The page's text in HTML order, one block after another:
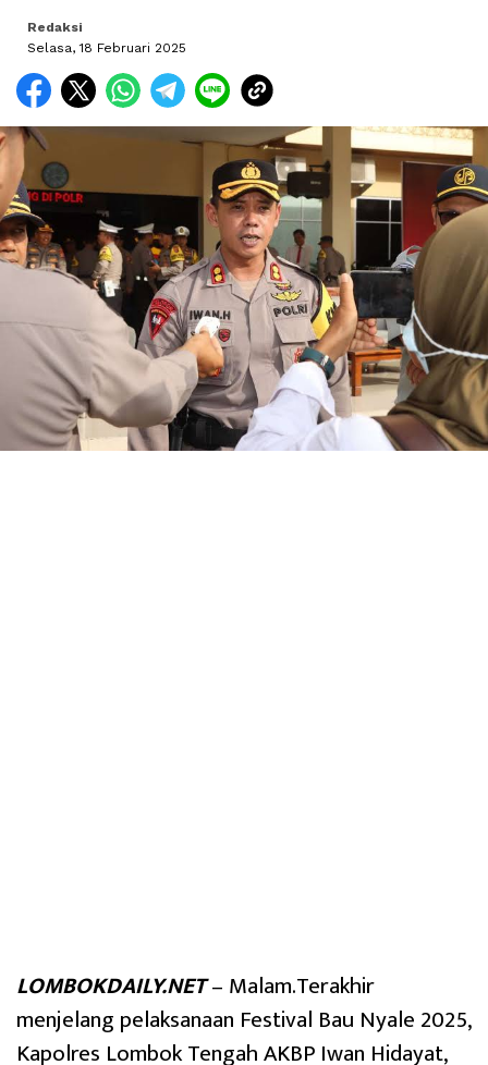
Redaksi
Selasa, 18 Februari 2025
LOMBOKDAILY.NET– Malam.Terakhir
menjelang pelaksanaan Festival Bau Nyale 2025,
Kapolres Lombok Tengah AKBP Iwan Hidayat,